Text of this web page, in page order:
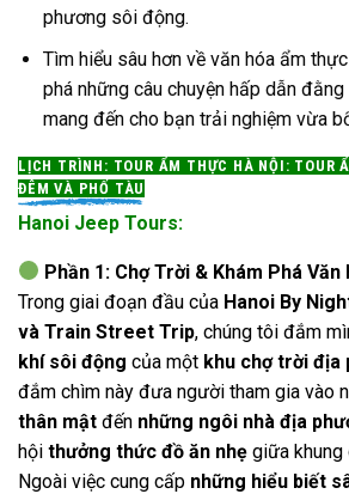
phương sôi động.
Tìm hiểu sâu hơn về văn hóa ẩm
phá những câu chuyện hấp dẫn
mang đến cho bạn trải nghiệm vừa
LỊCH TRÌNH: TOUR ẨM THỰC HÀ NỘI: TOUR
ĐÊM VÀ PHỐ TÀU
Hanoi Jeep Tours:
Phần 1: Chợ Trời & Khám Phá
Trong giai đoạn đầu của Hanoi By
và Train Street Trip, chúng tôi đắm
khí sôi động của một khu chợ trời địa
đắm chìm này đưa người tham gia vào
thân mật đến những ngôi nhà địa
hội thưởng thức đồ ăn nhẹ giữa khung
Ngoài việc cung cấp những hiểu biết